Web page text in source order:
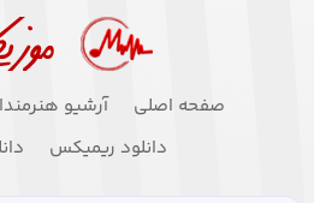
صفحه اصلی آرشیو
دانلود ریمیکس